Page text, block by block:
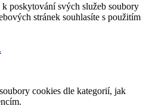
poskytování svých služeb soubory
stránek souhlasíte s použitím
cookies dle kategorií, jak